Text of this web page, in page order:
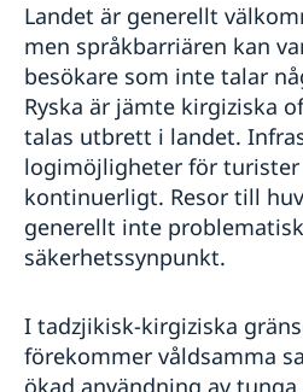
Landet är generellt
men språkbarriären kan
besökare som inte talar
Ryska är jämte kirgiziska
talas utbrett i landet.
logimöjligheter för
kontinuerligt. Resor till
generellt inte
säkerhetssynpunkt.
I tadzjikisk-kirgiziska
förekommer våldsamma